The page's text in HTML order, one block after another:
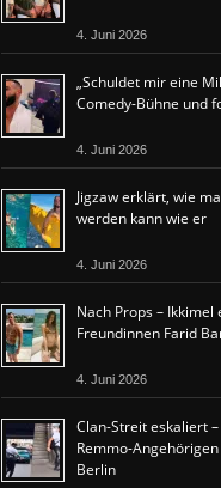
4. Juni 2026
„Schuldet mir eine
Comedy-Bühne und
4. Juni 2026
Jigzaw erklärt, wie
werden kann wie er
4. Juni 2026
Nach Props –
Freundinnen Farid
4. Juni 2026
Clan-Streit eskaliert
Remmo-
Berlin